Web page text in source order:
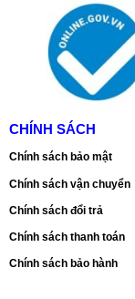
CHÍNH SÁCH
Chính sách bảo mật
Chính sách vận chuyển
Chính sách đổi trả
Chính sách thanh toán
Chính sách bảo hành